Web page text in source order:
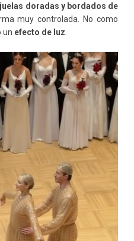
doradas y bordados de
muy controlada. No como
un efecto de luz